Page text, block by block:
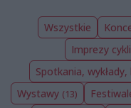
Wszystkie
Imprezy
Spotkania,
Wystawy (13)